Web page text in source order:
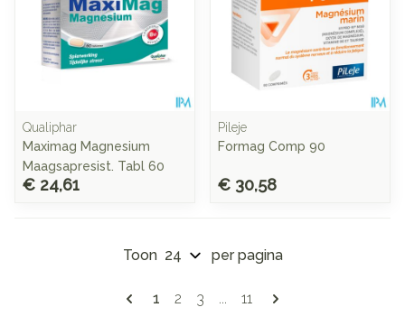
Qualiphar
Maximag Magnesium
Maagsapresist. Tabl 60
€ 24,61
Pileje
Formag Comp 90
€ 30,58
Pagina's
U lees momenteel pagina
1 Pagina
2 Pagina
3 ... Pagina
11
Toon per pagina